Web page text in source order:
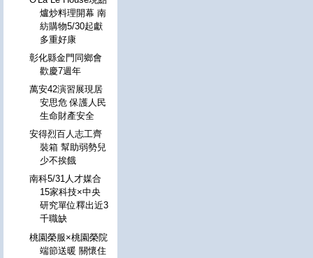
爐炒料理開幕 南
紡購物5/30起獻
多重好康
彰化縣金門同鄉會
歡慶7週年
萬安42演習展現居
安思危 保護人民
生命財產安全
安得烈百人志工齊
裝箱 幫助弱勢兒
少不挨餓
南科5/31人才媒合
15家科技×中央
研究單位釋出近3
千職缺
桃園榮服×桃園榮院
端節送暖 關懷住